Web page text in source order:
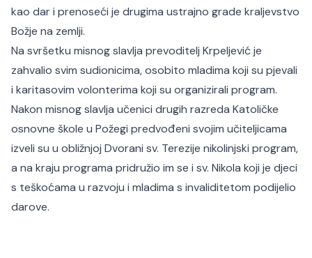
kao dar i prenoseći je drugima ustrajno grade kraljevstvo
Božje na zemlji.
Na svršetku misnog slavlja prevoditelj Krpeljević je
zahvalio svim sudionicima, osobito mladima koji su pjevali
i karitasovim volonterima koji su organizirali program.
Nakon misnog slavlja učenici drugih razreda Katoličke
osnovne škole u Požegi predvođeni svojim učiteljicama
izveli su u obližnjoj Dvorani sv. Terezije nikolinjski program,
a na kraju programa pridružio im se i sv. Nikola koji je djeci
s teškoćama u razvoju i mladima s invaliditetom podijelio
darove.